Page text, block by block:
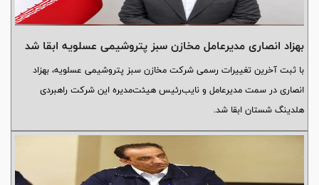
بهزاد انصاری مدیرعامل مخازن سبز پتروشیمی عسلویه ابقا شد
با ثبت آخرین تغییرات رسمی شرکت مخازن سبز پتروشیمی عسلویه، بهزاد
انصاری در سمت مدیرعامل و نایب‌رئیس هیئت‌مدیره این شرکت راهبردی
هلدینگ شستان ابقا شد.